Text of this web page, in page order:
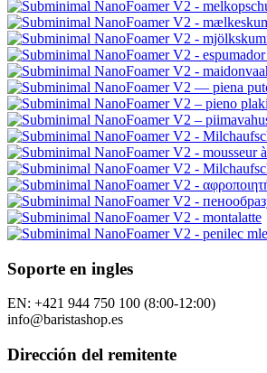
Soporte en ingles
EN: +421 944 750 100 (8:00-12:00)
info@baristashop.es
Dirección del remitente